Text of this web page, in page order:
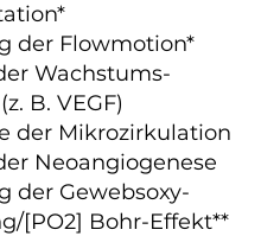
der Flowmotion*
Wachstums­
B. VEGF)
der Mikrozirkulation
Neoangiogenese
der Gewebsoxy­
[PO2] Bohr-Effekt**